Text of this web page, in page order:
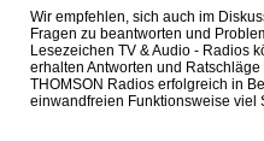
Wir empfehlen, sich auch im
Fragen zu beantworten und
Lesezeichen TV & Audio - Radios
erhalten Antworten und
THOMSON Radios erfolgreich in
einwandfreien Funktionsweise viel